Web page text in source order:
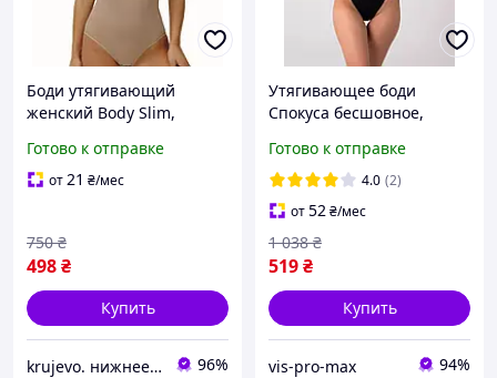
Боди утягивающий
женский Body Slim,
регулируемых бретелях,
бесшовный боди слипами
Готово к отправке
от21 ₴/мес
498₴
750 ₴
Купить
krujevo. нижнее белье 96%
Утягивающее боди
Спокуса бесшовное,
базовый телесный боди,
Боди с чашками
Готово к отправке
4.0 (2)
от52₴/мес
519₴
1 038 ₴
Купить
vis-pro-max 94%